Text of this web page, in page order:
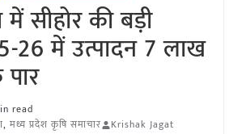
में सीहोर की बड़ी
26 में उत्पादन 7 लाख
read
, मध्य प्रदेश कृषि समाचार Krishak Jagat